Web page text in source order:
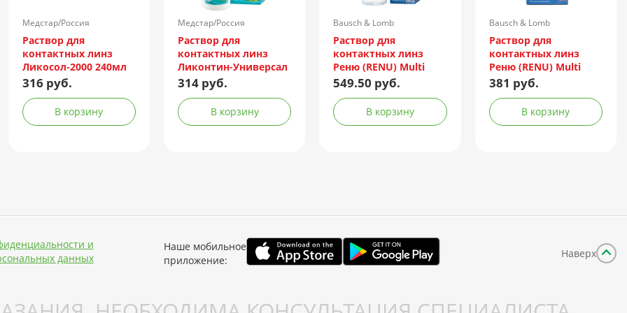
Медстар/Россия
Раствор для
контактных линз
Ликосол-2000 240мл
316 руб.
В корзину
Медстар/Россия
Раствор для
контактных линз
Ликонтин-Универсал
240мл
314 руб.
В корзину
Bausch & Lomb
Incorporated/Италия
Раствор для
контактных линз
Реню (RENU) Multi
Plus 240мл +
контейнер
549.50 руб.
В корзину
Bausch & Lomb
Incorporated/Италия
Раствор для
контактных линз
Реню (RENU) Multi
Plus 120мл +
контейнер
381 руб.
В корзину
и
данных
Наше мобильное
приложение:
Наверх